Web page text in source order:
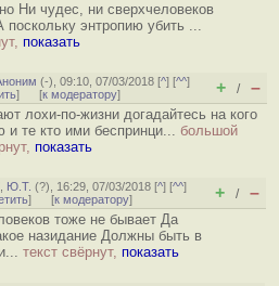
Ни чудес, ни сверхчеловеков
поскольку энтропию убить ...
показать
(-), 09:10, 07/03/2018 [^] [^^]
] [к модератору] + / –
лохи-по-жизни догадайтесь на кого
и те кто ими беспринци... большой
показать
Ю.Т. (?), 16:29, 07/03/2018 [^] [^^]
] [к модератору] + / –
тоже не бывает Да
назидание Должны быть в
текст свёрнут, показать